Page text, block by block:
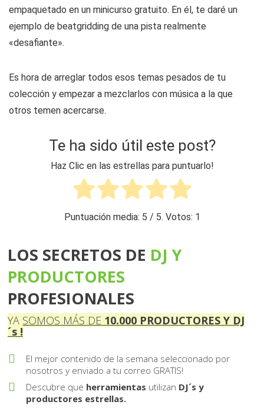
empaquetado en un minicurso gratuito. En él, te daré un
ejemplo de beatgridding de una pista realmente
«desafiante».
Es hora de arreglar todos esos temas pesados de tu
colección y empezar a mezclarlos con música a la que
otros temen acercarse.
Te ha sido útil este post?
Haz Clic en las estrellas para puntuarlo!
Puntuación media: 5 / 5. Votos: 1
LOS SECRETOS DE DJ Y
PRO DUCTORES
PROFESIONALES
YA SOMOS MÁS DE 10 . 000 PRODUCTORES Y DJ
´s !
El mejor contenido de la semana seleccionado por
nosotros y enviado a tu correo GRATIS!
Descubre que herramientas utilizan DJ´s y
productores estrellas.